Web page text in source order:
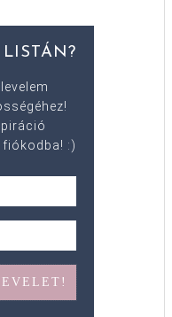
fiókodba! :)